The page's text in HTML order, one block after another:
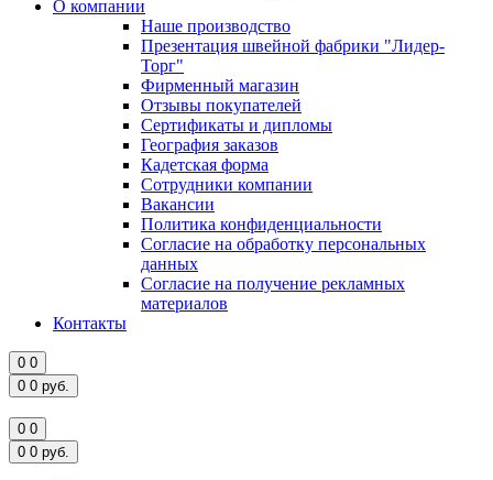
О компании
Наше производство
Презентация швейной фабрики "Лидер-
Торг"
Фирменный магазин
Отзывы покупателей
Сертификаты и дипломы
География заказов
Кадетская форма
Сотрудники компании
Вакансии
Политика конфиденциальности
Согласие на обработку персональных
данных
Согласие на получение рекламных
материалов
Контакты
0 0
0 0 руб.
0 0
0 0 руб.